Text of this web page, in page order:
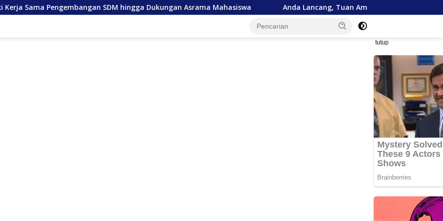
SDM hingga Dukungan Asrama Mahasiswa Anda Lancang, Tuan Amran! Bank Aceh Tegaskan
tutup